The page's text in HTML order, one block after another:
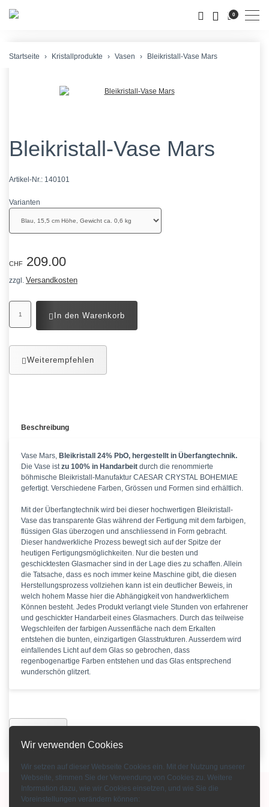
Wir verwenden Cookies
Wir setzen auf dieser Webseite Cookies ein. Mit der Nutzung unserer
Webseite, stimmen Sie der Verwendung von Cookies zu. Weitere
Information dazu, wie wir Cookies einsetzen, und wie Sie die
Voreinstellungen verändern können:
0
Startseite Kristallprodukte Vasen Bleikristall-Vase Mars
Bleikristall-Vase Mars
Artikel-Nr.: 140101
Varianten
CHF 209.00
zzgl. Versandkosten
In den Warenkorb
Weiterempfehlen
Beschreibung
Vase Mars, Bleikristall 24% PbO, hergestellt in Überfangtechnik.
Die Vase istzu 100% in Handarbeit durch die renommierte
böhmische Bleikristall-Manufaktur CAESAR CRYSTAL BOHEMIAE
gefertigt. Verschiedene Farben, Grössen und Formen sind erhältlich.
Mit der Überfangtechnik wird bei dieser hochwertigen Bleikristall-
Vase das transparente Glas während der Fertigung mit dem farbigen,
flüssigen Glas überzogen und anschliessend in Form gebracht.
Dieser handwerkliche Prozess bewegt sich auf der Spitze der
heutigen Fertigungsmöglichkeiten. Nur die besten und
geschicktesten Glasmacher sind in der Lage dies zu schaffen. Allein
die Tatsache, dass es noch immer keine Maschine gibt, die diesen
Herstellungsprozess vollziehen kann ist ein deutlicher Beweis, in
welch hohem Masse hier die Abhängigkeit von handwerklichem
Können besteht. Jedes Produkt verlangt viele Stunden von erfahrener
und geschickter Handarbeit eines Glasmachers. Durch das teilweise
Wegschleifen der farbigen Aussenfläche nach dem Erkalten
entstehen die bunten, einzigartigen Glasstrukturen. Ausserdem wird
einfallendes Licht auf dem Glas so gebrochen, dass
regenbogenartige Farben entstehen und das Glas entsprechend
wunderschön glitzert.
Copyright © 2015-2026 Bohemian Crystal GmbH